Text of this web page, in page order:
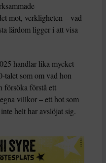
mot, verkligheten – vad
lärdom ligger i att visa
handlar lika mycket
talet som om vad hon
försöka förstå ett
villkor – ett hot som
helt har avslöjat sig.